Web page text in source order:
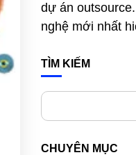
dự án
nghệ mới nhất
TÌM KIẾM
CHUYÊN MỤC